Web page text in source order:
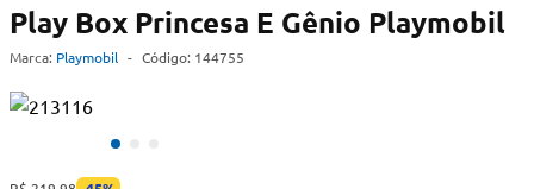
Play Box Princesa E Gênio Playmobil
Marca: Playmobil - Código: 144755